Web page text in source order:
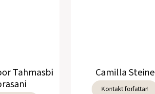
Tahmasbi
Camilla Steine
Kontakt forfattar!